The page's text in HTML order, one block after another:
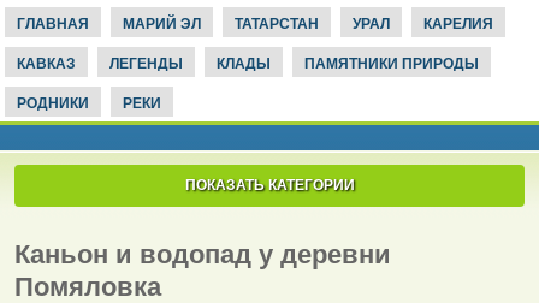
ГЛАВНАЯ МАРИЙ ЭЛ ТАТАРСТАН УРАЛ КАРЕЛИЯ
КАВКАЗ ЛЕГЕНДЫ КЛАДЫ ПАМЯТНИКИ ПРИРОДЫ
РОДНИКИ РЕКИ
ПОКАЗАТЬ КАТЕГОРИИ
Каньон и водопад у деревни
Помяловка